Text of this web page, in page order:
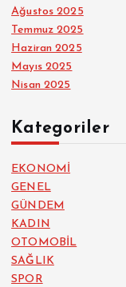
Ağustos 2025
Temmuz 2025
Haziran 2025
Mayıs 2025
Nisan 2025
Kategoriler
EKONOMİ
GENEL
GÜNDEM
KADIN
OTOMOBİL
SAĞLIK
SPOR